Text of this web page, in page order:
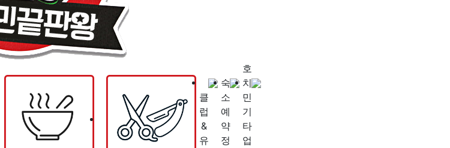
클
럽
&
유
숙
소
예
약
정
호
치
민
기
타
업